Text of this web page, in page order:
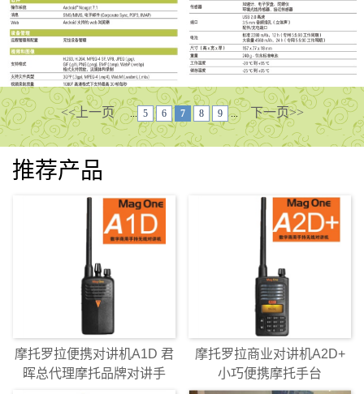
<<上一页 ... 5 6 7 8 9 ... 下一页>>
推荐产品
摩托罗拉便携对讲机A1D 君
晖总代理摩托品牌对讲手
摩托罗拉商业对讲机A2D+
小巧便携摩托手台